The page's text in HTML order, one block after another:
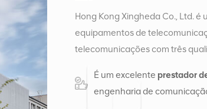
Hong Kong Xingheda Co., Ltd.
equipamentos de
telecomunicações com três
distribuição de fábrica em
de vendas internacionais em
É um excelente prestador
engenharia de